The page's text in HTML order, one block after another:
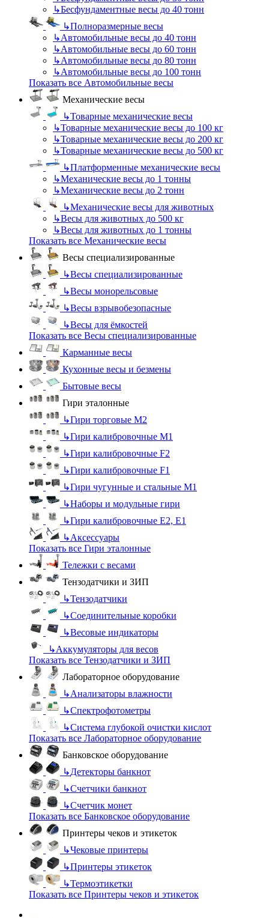
↳Бесфундаментные весы до 40 тонн
↳Полноразмерные весы
↳Автомобильные весы до 40 тонн
↳Автомобильные весы до 60 тонн
↳Автомобильные весы до 80 тонн
↳Автомобильные весы до 100 тонн
Показать все Автомобильные весы
Механические весы
↳Товарные механические весы
↳Товарные механические весы до 100 кг
↳Товарные механические весы до 200 кг
↳Товарные механические весы до 500 кг
↳Платформенные механические весы
↳Механические весы до 1 тонны
↳Механические весы до 2 тонн
↳Механические весы для животных
↳Весы для животных до 500 кг
↳Весы для животных до 1 тонны
Показать все Механические весы
Весы специализированные
↳Весы специализированные
↳Весы монорельсовые
↳Весы взрывобезопасные
↳Весы для ёмкостей
Показать все Весы специализированные
Карманные весы
Кухонные весы и безмены
Бытовые весы
Гири эталонные
↳Гири торговые М2
↳Гири калибровочные М1
↳Гири калибровочные F2
↳Гири калибровочные F1
↳Гири чугунные и стальные М1
↳Наборы и модульные гири
↳Гири калибровочные E2, Е1
↳Аксессуары
Показать все Гири эталонные
Тележки с весами
Тензодатчики и ЗИП
↳Тензодатчики
↳Соединительные коробки
↳Весовые индикаторы
↳Аккумуляторы для весов
Показать все Тензодатчики и ЗИП
Лабораторное оборудование
↳Анализаторы влажности
↳Спектрофотометры
↳Система глубокой очистки кислот
Показать все Лабораторное оборудование
Банковское оборудование
↳Детекторы банкнот
↳Счетчики банкнот
↳Счетчик монет
Показать все Банковское оборудование
Принтеры чеков и этикеток
↳Чековые принтеры
↳Принтеры этикеток
↳Термоэтикетки
Показать все Принтеры чеков и этикеток